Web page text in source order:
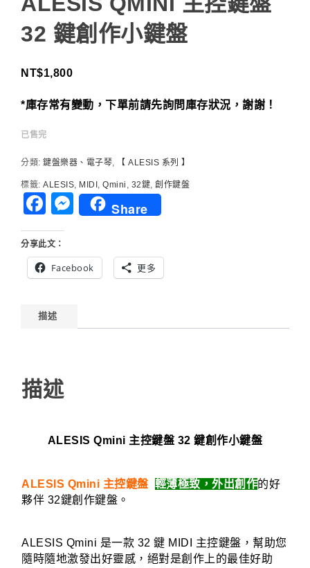
32 鍵創作小鍵盤
NT$1,800
*庫存常有變動，下單前請先詢問庫存狀況，謝謝！
已售完
分類: 鍵盤樂器、電子琴, 【 ALESIS 系列 】
標籤: ALESIS, MIDI, Qmini , 32鍵, 創作鍵盤
Facebook
Messenger
Share
分享此文：
Facebook 更多
描述
描述
ALESIS Qmini 主控鍵盤 32 鍵創作小鍵盤
ALESIS Qmini 主控鍵盤 輕薄極致，外出創作的好
夥伴 32鍵創作鍵盤。
ALESIS Qmini 是一款 32 鍵 MIDI 主控鍵盤，幫助您
隨時隨地激發出好靈感，絕對是創作上的最佳好助